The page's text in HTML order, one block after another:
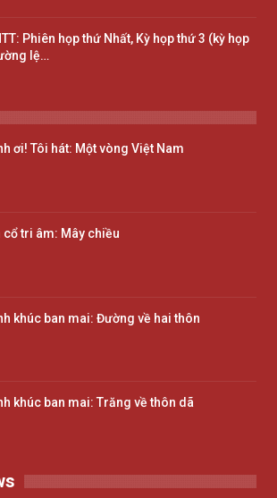
Phiên họp thứ Nhất, Kỳ họp thứ 3 (kỳ họp
lệ…
ơi! Tôi hát: Một vòng Việt Nam
cổ tri âm: Mây chiều
khúc ban mai: Đường về hai thôn
khúc ban mai: Trăng về thôn dã